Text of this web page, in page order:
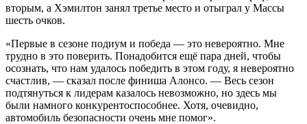
вторым, а Хэмилтон занял третье место и отыграл у Массы
шесть очков.
«Первые в сезоне подиум и победа — это невероятно. Мне
трудно в это поверить. Понадобится ещё пара дней, чтобы
осознать, что нам удалось победить в этом году, я невероятно
счастлив, — сказал после финиша Алонсо. — Весь сезон
подтянуться к лидерам казалось невозможно, но здесь мы
были намного конкурентоспособнее. Хотя, очевидно,
автомобиль безопасности очень мне помог».